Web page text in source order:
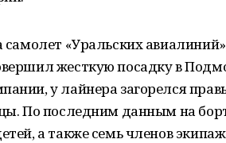
самолет «Уральских
жесткую посадку в
у лайнера загорелся
По последним данным на
а также семь членов